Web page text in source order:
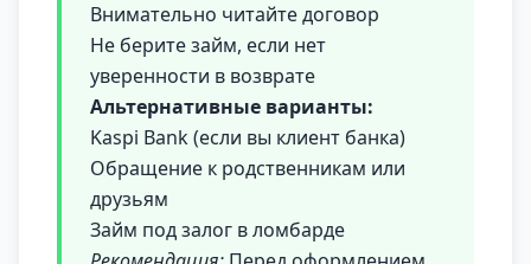
Внимательно читайте договор
Не берите займ, если нет
уверенности в возврате
Альтернативные варианты:
Kaspi Bank (если вы клиент банка)
Обращение к родственникам или
друзьям
Займ под залог в ломбарде